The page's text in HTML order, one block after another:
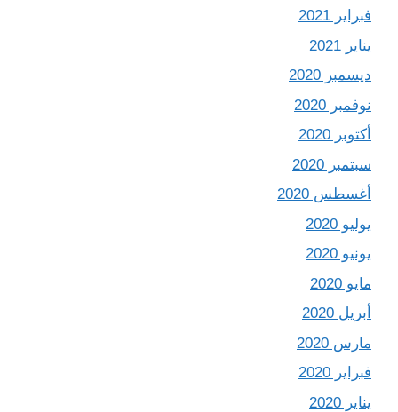
فبراير 2021
يناير 2021
ديسمبر 2020
نوفمبر 2020
أكتوبر 2020
سبتمبر 2020
أغسطس 2020
يوليو 2020
يونيو 2020
مايو 2020
أبريل 2020
مارس 2020
فبراير 2020
يناير 2020